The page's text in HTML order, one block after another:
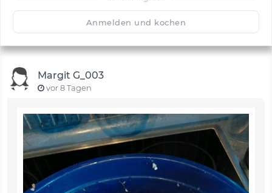
Anmelden und kochen
🙂 1500 Speichern
Margit G_003
vor 8 Tagen